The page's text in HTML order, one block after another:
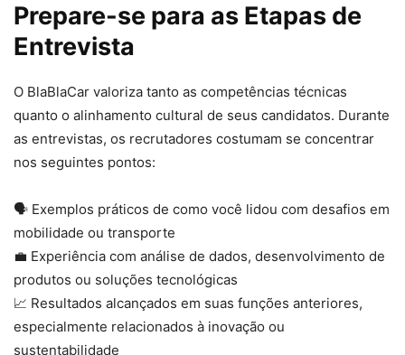
Prepare-se para as Etapas de
Entrevista
O BlaBlaCar valoriza tanto as competências técnicas
quanto o alinhamento cultural de seus candidatos. Durante
as entrevistas, os recrutadores costumam se concentrar
nos seguintes pontos:
🗣️ Exemplos práticos de como você lidou com desafios em
mobilidade ou transporte
💼 Experiência com análise de dados, desenvolvimento de
produtos ou soluções tecnológicas
📈 Resultados alcançados em suas funções anteriores,
especialmente relacionados à inovação ou
sustentabilidade